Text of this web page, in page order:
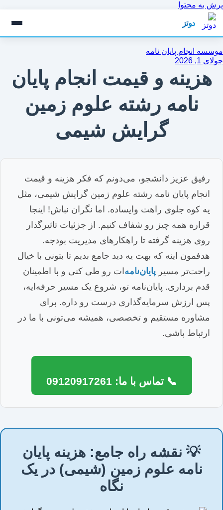
پرش به محتوا
دوتز
موسسه انجام پایان نامه
جولای 1, 2026
هزینه و قیمت انجام پایان
نامه رشته علوم زمین
گرایش شیمی
رفیق عزیز دانشجو، می‌دونم که فکر هزینه و قیمت
انجام پایان نامه رشته علوم زمین گرایش شیمی، مثل
یه کوه جلوی راهت وایساده. اما نگران نباش! اینجا
قراره همه چیز رو شفاف کنیم. از جزئیات تاثیرگذار
روی هزینه گرفته تا راهکارهای مدیریت بودجه.
هدفمون اینه که بهت یه دید جامع بدیم تا بتونی با خیال
راحت‌تر مسیر پایان‌نامه ‌ات رو طی کنی و با اطمینان
قدم برداری. پایان‌نامه تو، شروع یک مسیر حرفه‌ایه،
پس ارزش سرمایه‌گذاری درست رو داره. برای
مشاوره مستقیم و تخصصی، همیشه می‌تونی با ما در
ارتباط باشی.
📞 تماس با ما: 09120917261
💡 نقشه راه جامع: هزینه پایان
نامه علوم زمین (شیمی) در یک
نگاه